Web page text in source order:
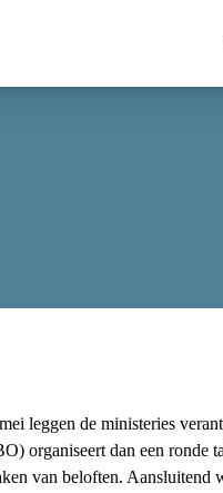
leggen de ministeries
organiseert dan een ronde
van beloften. Aansluitend